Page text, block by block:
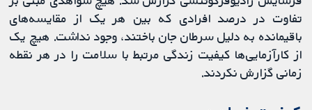
تفاوت در درصد افرادی که بین هر یک از مقایسه‌های
باقیمانده به دلیل سرطان جان باختند، وجود نداشت. هیچ یک
از کارآزمایی‌ها کیفیت زندگی مرتبط با سلامت را در هر نقطه
زمانی گزارش نکردند.